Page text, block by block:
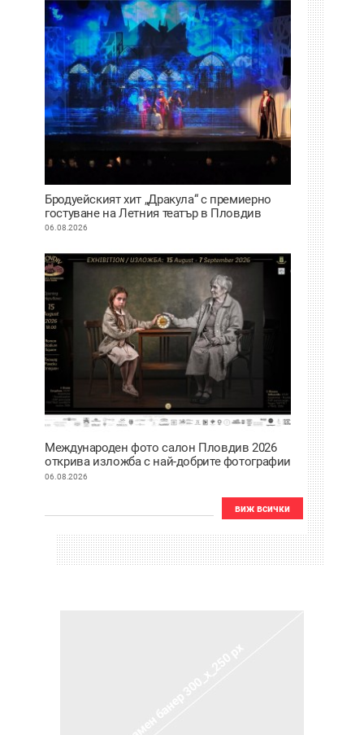
Бродуейският хит „Дракула“ с премиерно
гостуване на Летния театър в Пловдив
06.08.2026
Международен фото салон Пловдив 2026
открива изложба с най-добрите фотографии
от тазгодишното издание
06.08.2026
виж всички